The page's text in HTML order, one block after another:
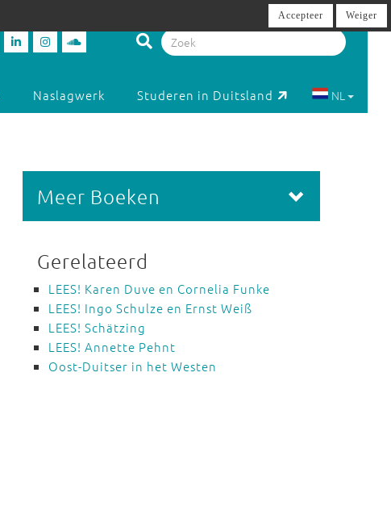
Naslagwerk Studeren in Duitsland NL
Meer Boeken
Gerelateerd
LEES! Karen Duve en Cornelia Funke
LEES! Ingo Schulze en Ernst Weiß
LEES! Schätzing
LEES! Annette Pehnt
Oost-Duitser in het Westen
Accepteer Weiger